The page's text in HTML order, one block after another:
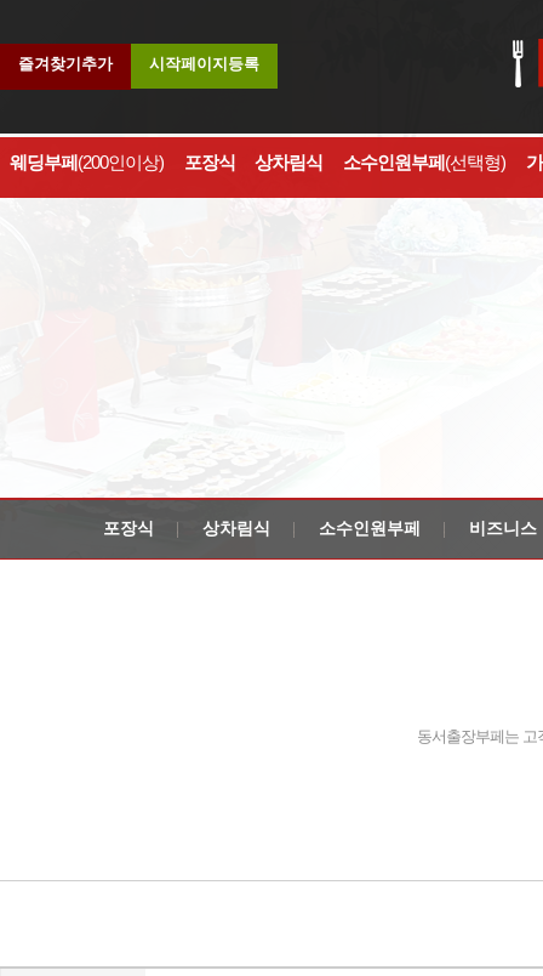
즐겨찾기추가 시작페이지등록
웨딩부페(200인이상) 포장식 상차림식 소수인원부페(선택형)
포장식 상차림식 소수인원부페 비즈니스
동서출장부페는 고